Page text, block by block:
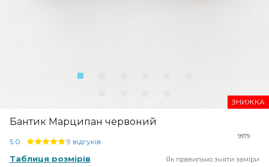
ЗНИЖКА
Бантик Марципан червоний
9979
5.0 9 відгуків
Таблиця розмірів Як правильно зняти заміри